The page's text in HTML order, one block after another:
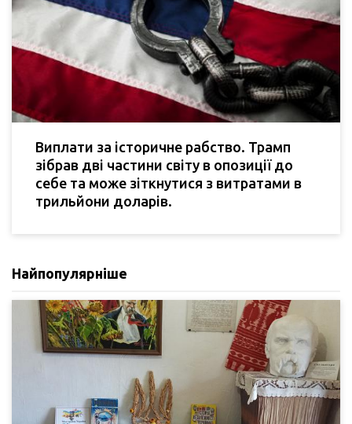
Виплати за історичне рабство. Трамп
зібрав дві частини світу в опозиції до
себе та може зіткнутися з витратами в
трильйони доларів.
Найпопулярніше